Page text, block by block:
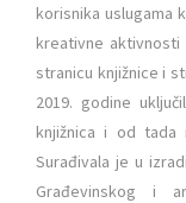
korisnika uslugama
kreativne aktivnosti
stranicu knjižnice i
2019. godine
knjižnica i od tada
Surađivala je u
Građevinskog i